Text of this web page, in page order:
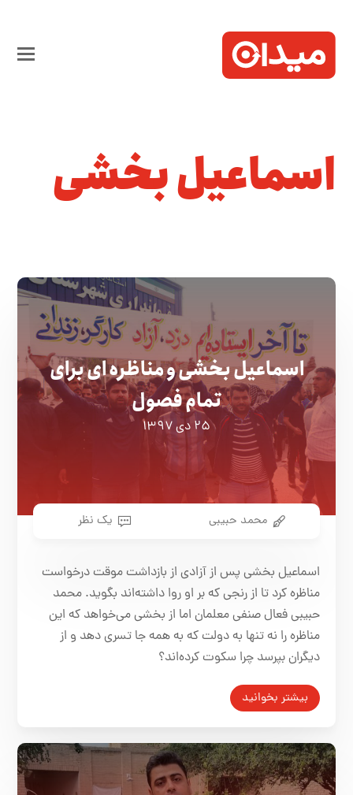
اسماعیل بخشی
اسماعیل بخشی و مناظره ای برای
تمام فصول
۲۵ دی ۱۳۹۷
محمد حبیبی یک نظر
اسماعیل بخشی پس از آزادی از بازداشت موقت درخواست
مناظره کرد تا از رنجی که بر او روا داشته‌اند بگوید. محمد
حبیبی فعال صنفی معلمان اما از بخشی می‌خواهد که این
مناظره را نه تنها به دولت که به همه جا تسری دهد و از
دیگران بپرسد چرا سکوت کرده‌اند؟
بیشتر بخوانید